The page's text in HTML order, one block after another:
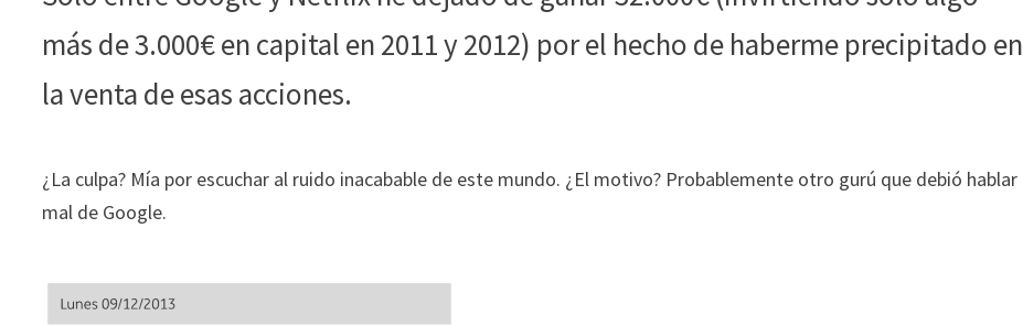
más de 3.000€ en capital en 2011 y 2012) por el hecho de haberme precipitado en
la venta de esas acciones.
¿La culpa? Mía por escuchar al ruido inacabable de este mundo. ¿El motivo? Probablemente otro gurú que debió hablar
mal de Google.